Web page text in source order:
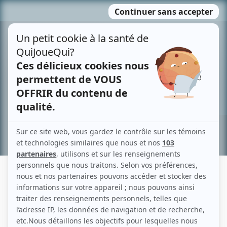
MENU
contenu
Recherche avancée »
CLAUDE DÉSORCY
Liens
Fiche de Claude Désorcy sur Showbizz.net